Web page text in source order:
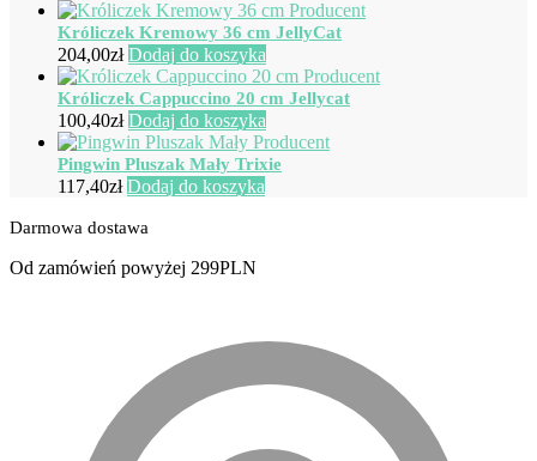
Króliczek Kremowy 36 cm JellyCat
204,00zł Dodaj do koszyka
Króliczek Cappuccino 20 cm Jellycat
100,40zł Dodaj do koszyka
Pingwin Pluszak Mały Trixie
117,40zł Dodaj do koszyka
Darmowa dostawa
Od zamówień powyżej 299PLN